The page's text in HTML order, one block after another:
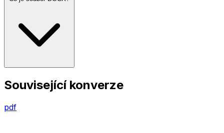
Související konverze
pdf